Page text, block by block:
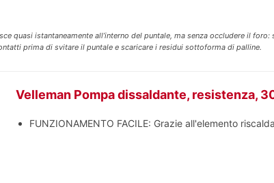
quasi istantaneamente all’interno del puntale, ma senza occludere il
prima di svitare il puntale e scaricare i residui sottoforma di palline.
Velleman Pompa dissaldante, resistenza,
FUNZIONAMENTO FACILE: Grazie all'elemento